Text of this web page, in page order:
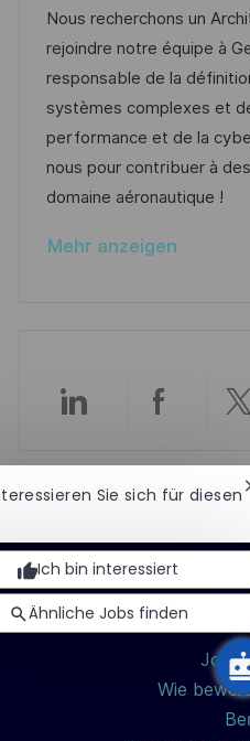
t
i
n
t
u
m
d
e
r
V
r
n
l
i
h
n
a
t
e
g
o
r
i
Nous recherchons un
rejoindre notre équipe à
responsable de la
systèmes complexes et
performance et de la
nous pour contribuer à
domaine aéronautique !
Mehr anzeigen
Über
Über
Cookie-
Persönliche
Jobs
Wie
Sie sich für diesen
Ich bin interessiert
Ähnliche Jobs finden